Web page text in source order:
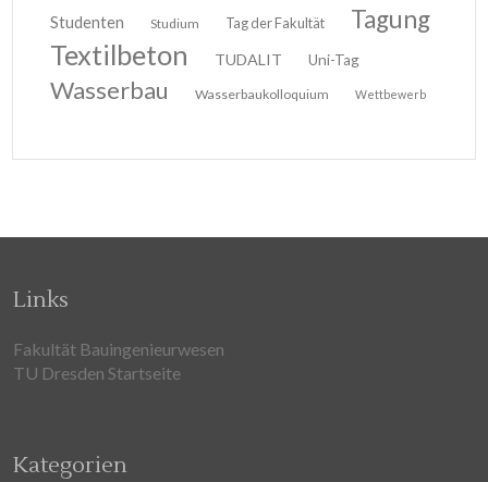
Studenten Studium Tag der Fakultät Tagung
Textilbeton TUDALIT Uni-Tag
Wasserbau Wasserbaukolloquium Wettbewerb
Links
Fakultät Bauingenieurwesen
TU Dresden Startseite
Kategorien